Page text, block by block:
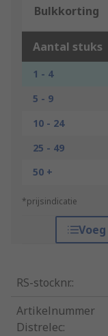
Bulkkorting
Aantal stuks
1 - 4
5 - 9
10 - 24
25 - 49
50 +
*prijsindicatie
RS-stocknr.:
Artikelnummer
Distrelec: